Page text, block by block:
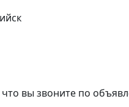
вы звоните по